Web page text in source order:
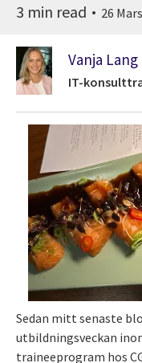
3 min read 26
Vanja Lang
IT-
Sedan mitt senaste
utbildningsveckan
traineeprogram hos